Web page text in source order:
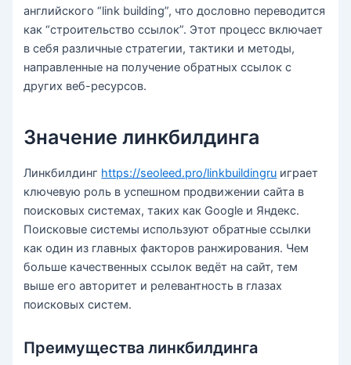
английского “link building”, что дословно переводится
как “строительство ссылок”. Этот процесс включает
в себя различные стратегии, тактики и методы,
направленные на получение обратных ссылок с
других веб-ресурсов.
Значение линкбилдинга
Линкбилдинг https://seoleed.pro/linkbuildingru играет
ключевую роль в успешном продвижении сайта в
поисковых системах, таких как Google и Яндекс.
Поисковые системы используют обратные ссылки
как один из главных факторов ранжирования. Чем
больше качественных ссылок ведёт на сайт, тем
выше его авторитет и релевантность в глазах
поисковых систем.
Преимущества линкбилдинга